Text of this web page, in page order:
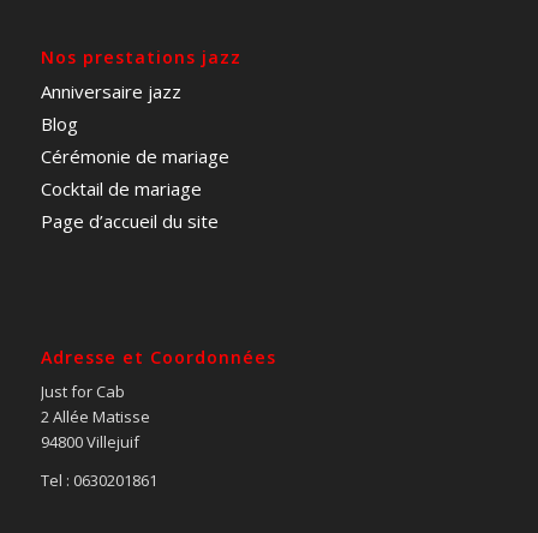
Nos prestations jazz
Anniversaire jazz
Blog
Cérémonie de mariage
Cocktail de mariage
Page d’accueil du site
Adresse et Coordonnées
Just for Cab
2 Allée Matisse
94800 Villejuif
Tel : 0630201861